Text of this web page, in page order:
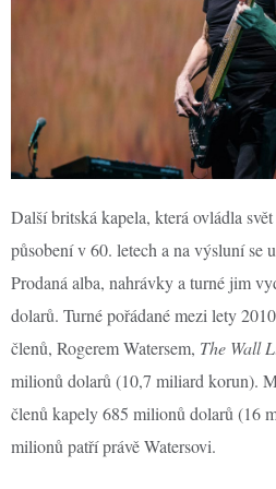
Další britská kapela, která ovládla
působení v 60. letech a na výsluní se
Prodaná alba, nahrávky a turné jim
dolarů. Turné pořádané mezi lety
členů, Rogerem Watersem, The Wall
milionů dolarů (10,7 miliard korun).
členů kapely 685 milionů dolarů (16
milionů patří právě Watersovi.